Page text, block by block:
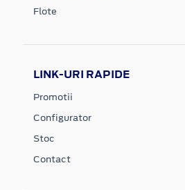
Flote
LINK-URI RAPIDE
Promotii
Configurator
Stoc
Contact